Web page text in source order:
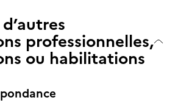
professionnelles,
ou habilitations